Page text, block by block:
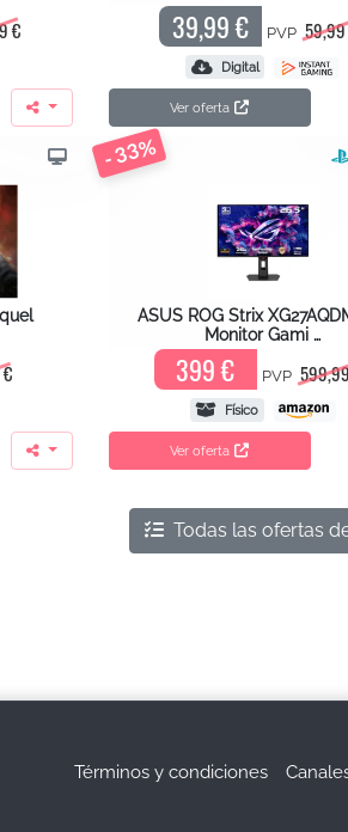
€ 39,99 € PVP
Digital
Ver oferta
- 33%
ASUS ROG Strix
Monitor Gami …
399 € PVP
Físico
Ver oferta
Todas las ofertas
Términos y condiciones